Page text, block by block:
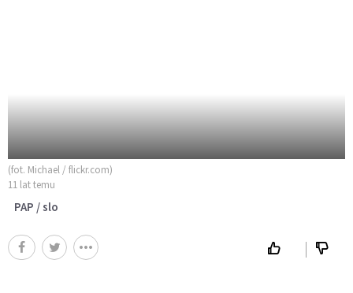
(fot. Michael / flickr.com)
11 lat temu
PAP / slo